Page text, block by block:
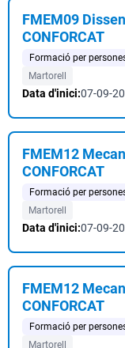
FMEM09
CONFORCAT
Formació per
Martorell
Data d'inici:07-09-
FMEM12
CONFORCAT
Formació per
Martorell
Data d'inici:07-09-
FMEM12
CONFORCAT
Formació per
Martorell